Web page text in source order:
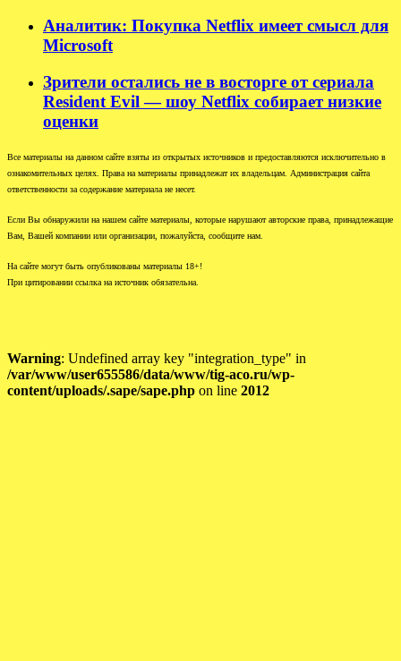
Аналитик: Покупка Netflix имеет смысл для
Microsoft
Зрители остались не в восторге от сериала
Resident Evil — шоу Netflix собирает низкие
оценки
Все материалы на данном сайте взяты из открытых источников и предоставляются исключительно в
ознакомительных целях. Права на материалы принадлежат их владельцам. Администрация сайта
ответственности за содержание материала не несет.
Если Вы обнаружили на нашем сайте материалы, которые нарушают авторские права, принадлежащие
Вам, Вашей компании или организации, пожалуйста, сообщите нам.
На сайте могут быть опубликованы материалы 18+!
При цитировании ссылка на источник обязательна.
Warning: Undefined array key "integration_type" in
/var/www/user655586/data/www/tig-aco.ru/wp-
content/uploads/.sape/sape.php on line 2012